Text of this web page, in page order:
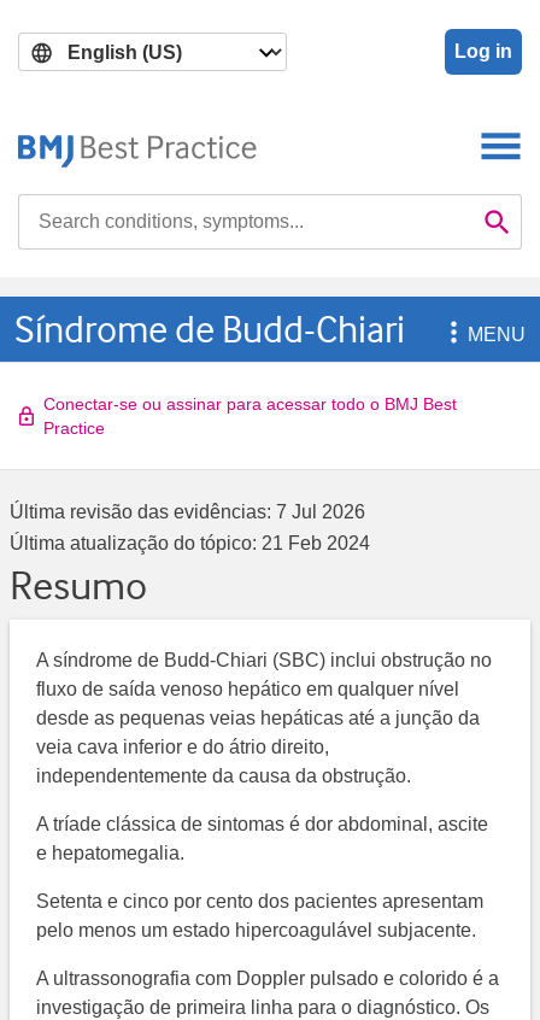
main
search
Log in

Síndrome de Budd-Chiari MENU
Conectar-se ou assinar para acessar todo o BMJ Best
Practice
Última revisão das evidências: 7 Jul 2026
Última atualização do tópico: 21 Feb 2024
Resumo
A síndrome de Budd-Chiari (SBC) inclui obstrução no
fluxo de saída venoso hepático em qualquer nível
desde as pequenas veias hepáticas até a junção da
veia cava inferior e do átrio direito,
independentemente da causa da obstrução.
A tríade clássica de sintomas é dor abdominal, ascite
e hepatomegalia.
Setenta e cinco por cento dos pacientes apresentam
pelo menos um estado hipercoagulável subjacente.
A ultrassonografia com Doppler pulsado e colorido é a
investigação de primeira linha para o diagnóstico. Os